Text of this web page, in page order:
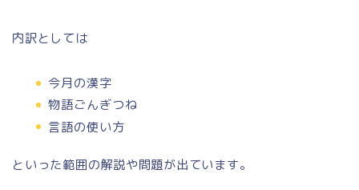
内訳としては
今月の漢字
物語ごんぎつね
言語の使い方
といった範囲の解説や問題が出ています。